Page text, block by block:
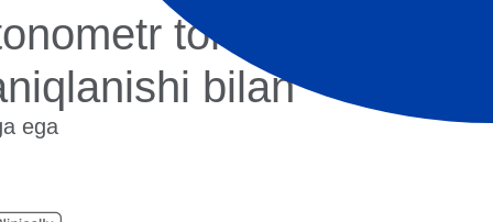
Termometrlartomir urishi
bilan
ega